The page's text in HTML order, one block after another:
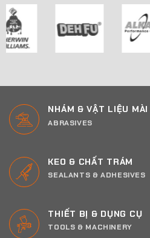
NHÁM & VẬT LIỆU MÀI
ABRASIVES
KEO & CHẤT TRÁM
SEALANTS & ADHESIVES
THIẾT BỊ & DỤNG CỤ
TOOLS & MACHINERY